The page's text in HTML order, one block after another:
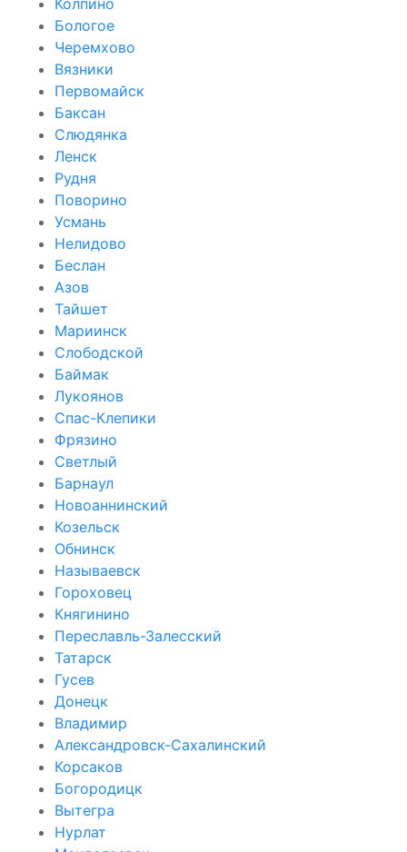
Бологое
Черемхово
Вязники
Первомайск
Баксан
Слюдянка
Ленск
Рудня
Поворино
Усмань
Нелидово
Беслан
Азов
Тайшет
Мариинск
Слободской
Баймак
Лукоянов
Спас-Клепики
Фрязино
Светлый
Барнаул
Новоаннинский
Козельск
Обнинск
Называевск
Гороховец
Княгинино
Переславль-Залесский
Татарск
Гусев
Донецк
Владимир
Александровск-Сахалинский
Корсаков
Богородицк
Вытегра
Нурлат